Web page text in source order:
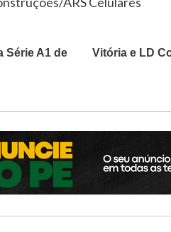
Série A1 de
Vitória e LD